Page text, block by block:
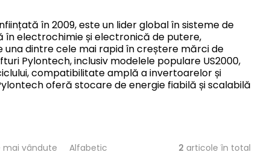
în 2009, este un lider global în sisteme de
în electrochimie și electronică de putere,
dintre cele mai rapid în creștere mărci de
Pylontech, inclusiv modelele populare US2000,
compatibilitate amplă a invertoarelor și
oferă stocare de energie fiabilă și scalabilă
mai vândute Alfabetic 2 articole în total